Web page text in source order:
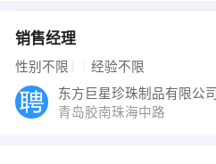
周经理 发布 [日语
亿源光电科技 发
【山东亿洋文化
销售经理
性别不限 经验不限
东方巨星珍珠制品有限公司
青岛胶南珠海中路